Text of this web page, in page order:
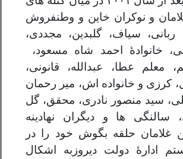
و نوکران خاین و وطنفروش
سیاف، گلبدین، مجددی،
خانوادهٔ احمد شاه مسعود،
معلم عطا، عبدالله، قانونی،
کرزی و خانواده اش، میر رحمان
سید منصور نادری، محقق، گل
سالنگی ها و دیگران نهادینه
غلامان حلقه بگوش خود را در
ادارهٔ دولت دیروزبه اشکال